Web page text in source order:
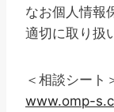
なお個人情報
適切に取り扱
＜相談シート
www.omp-